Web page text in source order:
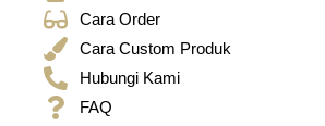
Cara Order
Cara Custom Produk
Hubungi Kami
FAQ